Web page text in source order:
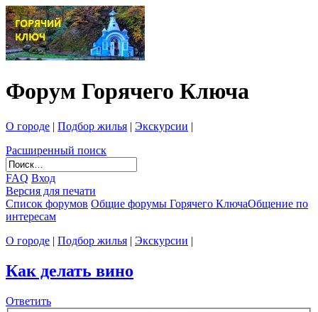
Форум Горячего Ключа
О городе | Подбор жилья | Экскурсии |
Расширенный поиск
FAQ Вход
Версия для печати
Список форумов Общие форумы Горячего КлючаОбщение по
интересам
О городе | Подбор жилья | Экскурсии |
Как делать вино
Ответить